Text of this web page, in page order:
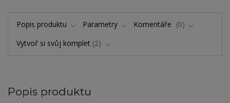
Popis produktu Parametry Komentáře
0
Vytvoř si svůj komplet 2
Popis produktu